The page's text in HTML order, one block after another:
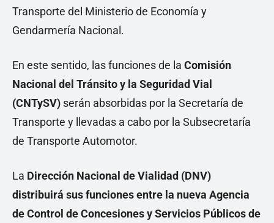
Transporte del Ministerio de Economía y
Gendarmería Nacional.
En este sentido, las funciones de la Comisión
Nacional del Tránsito y la Seguridad Vial
(CNTySV) serán absorbidas por la Secretaría de
Transporte y llevadas a cabo por la Subsecretaría
de Transporte Automotor.
La Dirección Nacional de Vialidad (DNV)
distribuirá sus funciones entre la nueva Agencia
de Control de Concesiones y Servicios Públicos de